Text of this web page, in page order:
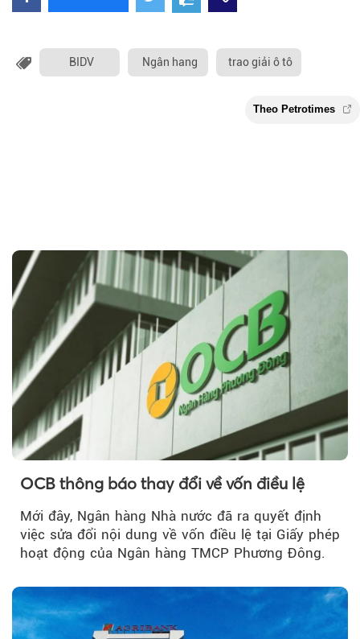
BIDV Ngân hang trao giải ô tô
Theo
OCB thông báo thay đổi về vốn điều lệ
Mới đây, Ngân hàng Nhà nước đã ra quyết định
việc sửa đổi nội dung về vốn điều lệ tại Giấy phép
hoạt động của Ngân hàng TMCP Phương Đông.